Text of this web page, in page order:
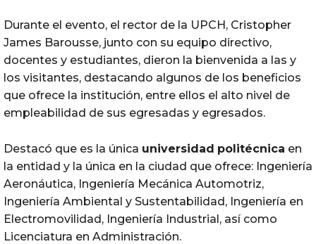
Durante el evento, el rector de la UPCH, Cristopher
James Barousse, junto con su equipo directivo,
docentes y estudiantes, dieron la bienvenida a las y
los visitantes, destacando algunos de los beneficios
que ofrece la institución, entre ellos el alto nivel de
empleabilidad de sus egresadas y egresados.
Destacó que es la única universidad politécnica en
la entidad y la única en la ciudad que ofrece: Ingeniería
Aeronáutica, Ingeniería Mecánica Automotriz,
Ingeniería Ambiental y Sustentabilidad, Ingeniería en
Electromovilidad, Ingeniería Industrial, así como
Licenciatura en Administración.